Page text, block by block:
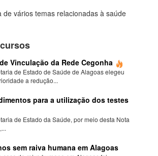
de vários temas relacionadas à saúde
Vinculação da Rede Cegonha
de Estado de Saúde de Alagoas elegeu
a redução...
para a utilização dos testes
de Estado da Saúde, por meio desta Nota
sem raiva humana em Alagoas